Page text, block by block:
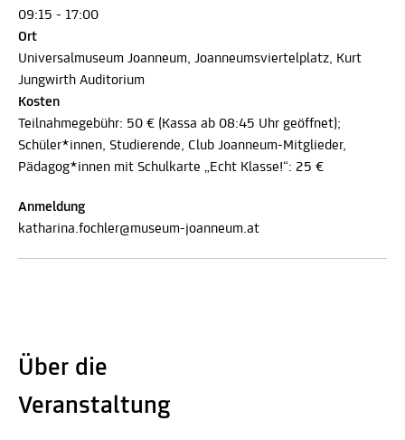
09:15 - 17:00
Ort
Universalmuseum Joanneum, Joanneumsviertelplatz, Kurt
Jungwirth Auditorium
Kosten
Teilnahmegebühr: 50 € (Kassa ab 08:45 Uhr geöffnet);
Schüler*innen, Studierende, Club Joanneum-Mitglieder,
Pädagog*innen mit Schulkarte „Echt Klasse!“: 25 €
Anmeldung
katharina.fochler@museum-joanneum.at
Über die
Veranstaltung